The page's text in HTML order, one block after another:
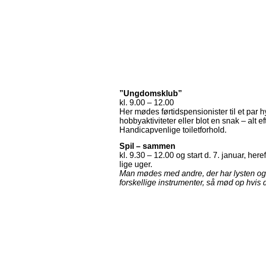
”Ungdomsklub”
kl. 9.00 – 12.00
Her mødes førtidspensionister til et par
hobbyaktiviteter eller blot en snak – alt
Handicapvenlige toiletforhold.
Spil – sammen
kl. 9.30 – 12.00 og start d. 7. januar,
lige uger.
Man mødes med andre, der har lysten
forskellige instrumenter, så mød op hvis